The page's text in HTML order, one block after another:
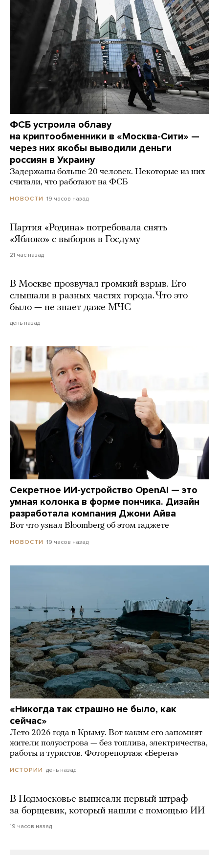
ФСБ устроила облаву
на криптообменники в «Москва-Сити» —
через них якобы выводили деньги
россиян в Украину
Задержаны больше 20 человек. Некоторые из них
считали, что работают на ФСБ
НОВОСТИ 19 часов назад
Партия «Родина» потребовала снять
«Яблоко» с выборов в Госдуму
21 час назад
В Москве прозвучал громкий взрыв. Его
слышали в разных частях города. Что это
было — не знает даже МЧС
день назад
Секретное ИИ-устройство OpenAI — это
умная колонка в форме пончика. Дизайн
разработала компания Джони Айва
Вот что узнал Bloomberg об этом гаджете
НОВОСТИ 19 часов назад
«Никогда так страшно не было, как
сейчас»
Лето 2026 года в Крыму. Вот каким его запомнят
жители полуострова — без топлива, электричества,
работы и туристов. Фоторепортаж «Берега»
ИСТОРИИ день назад
В Подмосковье выписали первый штраф
за борщевик, который нашли с помощью ИИ
19 часов назад